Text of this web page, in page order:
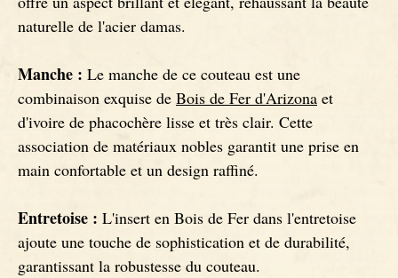
naturelle de l'acier damas.
Manche : Le manche de ce couteau est une
combinaison exquise de Bois de Fer d'Arizona et
d'ivoire de phacochère lisse et très clair. Cette
association de matériaux nobles garantit une prise en
main confortable et un design raffiné.
Entretoise : L'insert en Bois de Fer dans l'entretoise
ajoute une touche de sophistication et de durabilité,
garantissant la robustesse du couteau.
Couteaux Ebène